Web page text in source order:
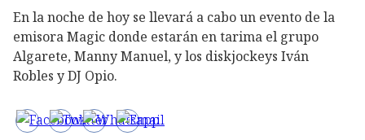
En la noche de hoy se llevará a cabo un evento de la
emisora Magic donde estarán en tarima el grupo
Algarete, Manny Manuel, y los diskjockeys Iván
Robles y DJ Opio.